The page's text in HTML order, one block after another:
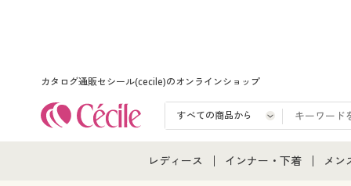
カタログ通販セシール(cecile)のオンラインショップ
レディース インナー・下着 メン